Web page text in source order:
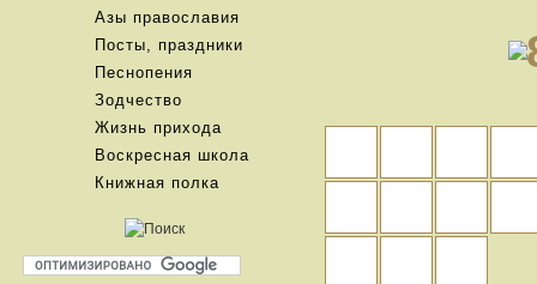
Азы православия
Посты, праздники
Песнопения
Зодчество
Жизнь прихода
Воскресная школа
Книжная полка